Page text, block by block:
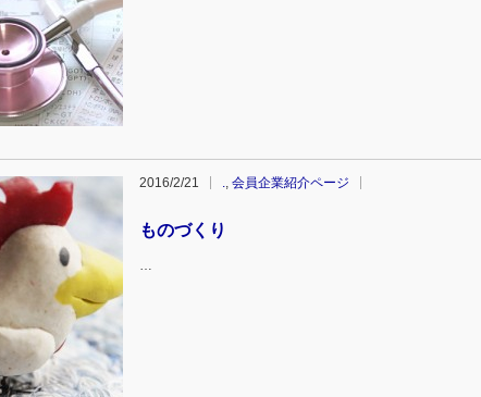
2016/2/21 ., 会員企業紹介ページ
ものづくり
…